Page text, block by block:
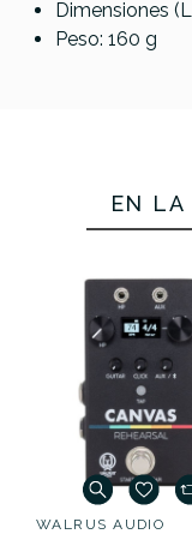
Dimensiones
Peso: 160 g
EN LA
WALRUS AUDIO